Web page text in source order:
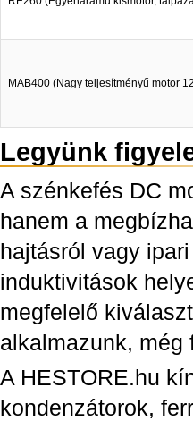
MAB400 (Nagy teljesítményű motor
Legyünk
A szénkefés DC
hanem a
hajtásról vagy
induktivitások
megfelelő
alkalmazunk, még
A HESTORE.hu
kondenzátorok,